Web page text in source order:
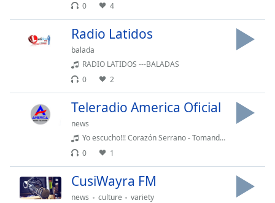
Opacity
Font
Family
0
4
Radio Latidos
balada
RADIO LATIDOS ---BALADAS
0
2
Teleradio America Oficial
news
Yo escucho!!! Corazón Serrano - Tomando Cerveza - Corazón Serrano [Ana Lucía Urbin
0
1
CusiWayra FM
news culture
variety